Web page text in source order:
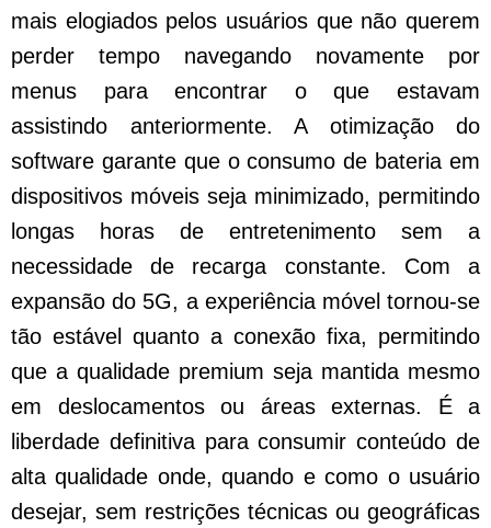
mais elogiados pelos usuários que não querem
perder tempo navegando novamente por
menus para encontrar o que estavam
assistindo anteriormente. A otimização do
software garante que o consumo de bateria em
dispositivos móveis seja minimizado, permitindo
longas horas de entretenimento sem a
necessidade de recarga constante. Com a
expansão do 5G, a experiência móvel tornou-se
tão estável quanto a conexão fixa, permitindo
que a qualidade premium seja mantida mesmo
em deslocamentos ou áreas externas. É a
liberdade definitiva para consumir conteúdo de
alta qualidade onde, quando e como o usuário
desejar, sem restrições técnicas ou geográficas